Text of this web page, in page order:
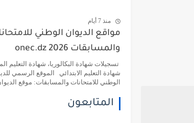
منذ 7 أيام
مواقع الديوان الوطني
والمسابقات 2026 onec.dz
تسجيلات شهادة البكالوريا، شهادة التعليم
شهادة التعليم الابتدائي الموقع الرسمي
الوطني للامتحانات والمسابقات: موقع
المتابعون